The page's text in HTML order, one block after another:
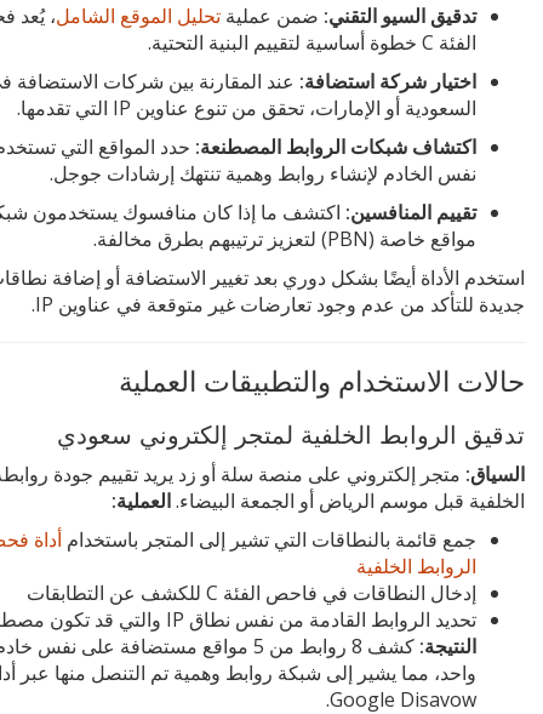
تدقيق السيو التقني: ضمن عملية تحليل الموقع الشامل، يُعد
الفئة C خطوة أساسية لتقييم البنية التحتية.
اختيار شركة استضافة: عند المقارنة بين شركات الاستضافة
السعودية أو الإمارات، تحقق من تنوع عناوين IP التي تقدمها.
اكتشاف شبكات الروابط المصطنعة: حدد المواقع التي
نفس الخادم لإنشاء روابط وهمية تنتهك إرشادات جوجل.
تقييم المنافسين: اكتشف ما إذا كان منافسوك يستخدمون
مواقع خاصة (PBN) لتعزيز ترتيبهم بطرق مخالفة.
استخدم الأداة أيضًا بشكل دوري بعد تغيير الاستضافة أو إضافة
جديدة للتأكد من عدم وجود تعارضات غير متوقعة في عناوين IP.
حالات الاستخدام والتطبيقات العملية
تدقيق الروابط الخلفية لمتجر إلكتروني سعودي
السياق: متجر إلكتروني على منصة سلة أو زد يريد تقييم جودة
الخلفية قبل موسم الرياض أو الجمعة البيضاء.العملية:
جمع قائمة بالنطاقات التي تشير إلى المتجر باستخدام أداة
الروابط الخلفية
إدخال النطاقات في فاحص الفئة C للكشف عن التطابقات
تحديد الروابط القادمة من نفس نطاق IP والتي قد تكون مصطنعة
النتيجة:
كشف 8 روابط من 5 مواقع مستضافة على نفس
واحد، مما يشير إلى شبكة روابط وهمية تم التنصل منها عبر
Google Disavow.